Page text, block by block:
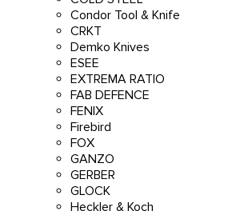
Condor Tool & Knife
CRKT
Demko Knives
ESEE
EXTREMA RATIO
FAB DEFENCE
FENIX
Firebird
FOX
GANZO
GERBER
GLOCK
Heckler & Koch